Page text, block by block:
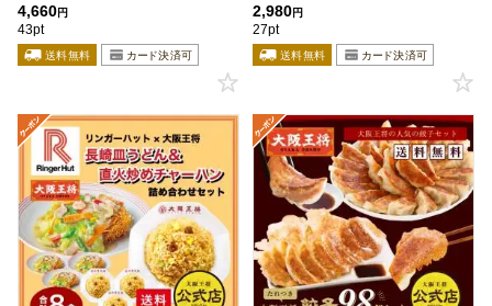
4,660円
43pt
2,980円
27pt